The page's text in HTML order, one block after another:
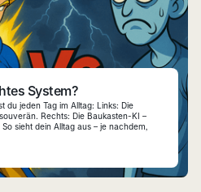
System?
du jeden Tag im Alltag: Links: Die
Rechts: Die Baukasten-KI –
sieht dein Alltag aus – je nachdem,